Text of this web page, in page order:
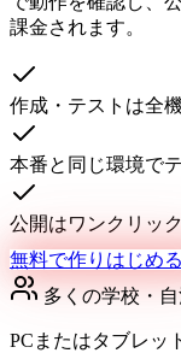
課金されます。
作成・テストは全
本番と同じ環境で
公開はワンクリッ
無料で作りはじめる
多くの学校・
PCまたはタブレッ